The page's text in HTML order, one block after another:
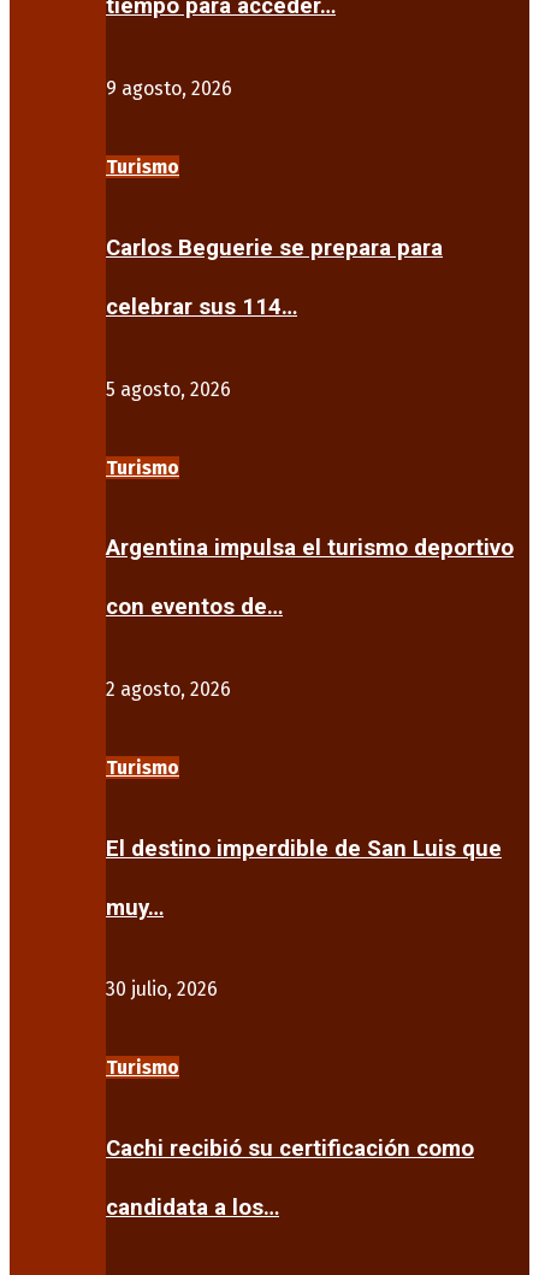
tiempo para acceder…
9 agosto, 2026
Turismo
Carlos Beguerie se prepara para
celebrar sus 114…
5 agosto, 2026
Turismo
Argentina impulsa el turismo deportivo
con eventos de…
2 agosto, 2026
Turismo
El destino imperdible de San Luis que
muy…
30 julio, 2026
Turismo
Cachi recibió su certificación como
candidata a los…